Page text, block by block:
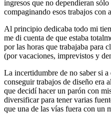
ingresos que no dependieran
compaginando esos trabajos con
Al principio dedicaba todo mi
me di cuenta de que estaba
por las horas que trabajaba para
(por vacaciones, imprevistos y
La incertidumbre de no saber si
conseguir trabajos de diseño era
que decidí hacer un parón con
diversificar para tener varias
que una de las vías fuera con un